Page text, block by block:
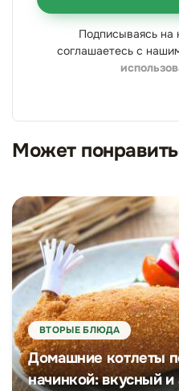
Подписываясь
соглашаетесь с
Может
ВТОРЫЕ БЛЮДА
Домашние котлеты
начинкой: вкусный